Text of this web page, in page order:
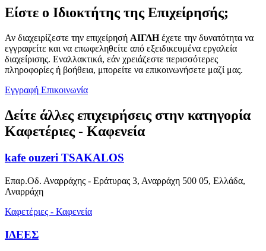
Είστε ο Ιδιοκτήτης της Επιχείρησής;
Αν διαχειρίζεστε την επιχείρησή ΑΙΓΛΗέχετε την δυνατότητα να
εγγραφείτε και να επωφεληθείτε από εξειδικευμένα εργαλεία
διαχείρισης. Εναλλακτικά, εάν χρειάζεστε περισσότερες
πληροφορίες ή βοήθεια, μπορείτε να επικοινωνήσετε μαζί μας.
Εγγραφή Επικοινωνία
Δείτε άλλες επιχειρήσεις στην κατηγορία
Καφετέριες - Καφενεία
kafe ouzeri TSAKALOS
Επαρ.Οδ. Αναρράχης - Εράτυρας 3, Αναρράχη 500 05, Ελλάδα,
Αναρράχη
Καφετέριες - Καφενεία
ΙΔΕΕΣ